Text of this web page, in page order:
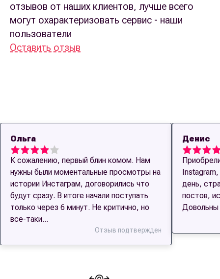
отзывов от наших клиентов, лучше всего
могут охарактеризовать сервис - наши
пользователи
Оставить отзыв
Ольга
К сожалению, первый блин комом. Нам
нужны были моментальные просмотры на
истории Инстаграм, договорились что
будут сразу. В итоге начали поступать
только через 6 минут. Не критично, но
все-таки...
Отзыв подтвержден
Денис
день,
постов,
Довольны